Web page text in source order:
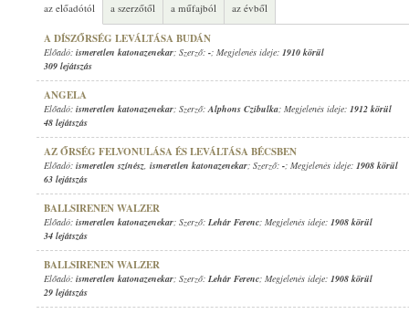
az előadótól a szerzőtől a műfajból az évből
A DÍSZŐRSÉG LEVÁLTÁSA BUDÁN
Előadó: ismeretlen katonazenekar; Szerző: -; Megjelenés ideje: 1910 körül
309 lejátszás
ANGELA
Előadó: ismeretlen katonazenekar; Szerző:Alphons Czibulka; Megjelenés ideje: 1912 körül
48 lejátszás
AZ ŐRSÉG FELVONULÁSA ÉS LEVÁLTÁSA BÉCSBEN
Előadó: ismeretlen színész, ismeretlen katonazenekar; Szerző: -; Megjelenés ideje: 1908 körül
63 lejátszás
BALLSIRENEN WALZER
Előadó: ismeretlen katonazenekar; Szerző: Lehár Ferenc; Megjelenés ideje: 1908 körül
34 lejátszás
BALLSIRENEN WALZER
Előadó: ismeretlen katonazenekar; Szerző: Lehár Ferenc; Megjelenés ideje: 1908 körül
29 lejátszás